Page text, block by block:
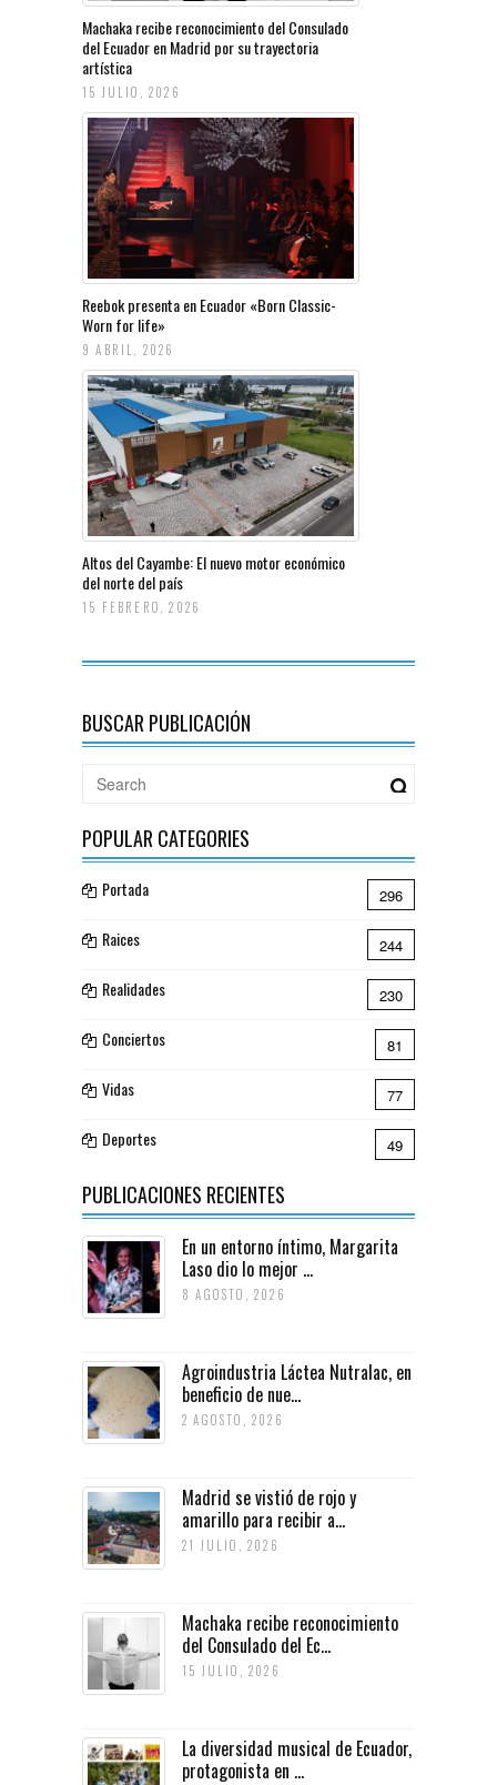
Machaka recibe reconocimiento del Consulado
del Ecuador en Madrid por su trayectoria
artística
15 JULIO, 2026
Reebok presenta en Ecuador «Born Classic-
Worn for life»
9 ABRIL, 2026
Altos del Cayambe: El nuevo motor económico
del norte del país
15 FEBRERO, 2026
BUSCAR PUBLICACIÓN
POPULAR CATEGORIES
Portada 296
Raices 244
Realidades 230
Conciertos 81
Vidas 77
Deportes 49
PUBLICACIONES RECIENTES
En un entorno íntimo, Margarita
Laso dio lo mejor ...
8 AGOSTO, 2026
Agroindustria Láctea Nutralac, en
beneficio de nue...
2 AGOSTO, 2026
Madrid se vistió de rojo y
amarillo para recibir a...
21 JULIO, 2026
Machaka recibe reconocimiento
del Consulado del Ec...
15 JULIO, 2026
La diversidad musical de Ecuador,
protagonista en ...